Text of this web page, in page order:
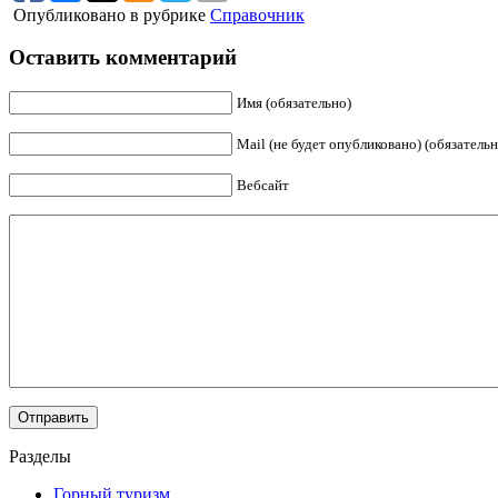
Опубликовано в рубрике Справочник
Оставить комментарий
Имя (обязательно)
Mail (не будет опубликовано)
Вебсайт
Разделы